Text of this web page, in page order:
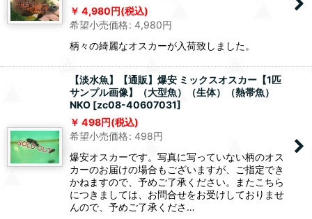
4,980円(税込)
希望小売価格: 4,980円
柄々の綺麗なオスカーが入荷致しました。
【淡水魚】【通販】爆安 ミックスオスカー【1匹
サンプル画像】（大型魚）（生体）（熱帯魚）
NKO [zc08-40607031]
498円(税込)
希望小売価格: 498円
爆安オスカーです。写真に写っていない柄のオス
カーのお届けの場合もございますが、ご指定でき
かねますので、予めご了承ください。またこちら
につきましては、お問合せをお受けしておりませ
んので、予めご了承くださ…